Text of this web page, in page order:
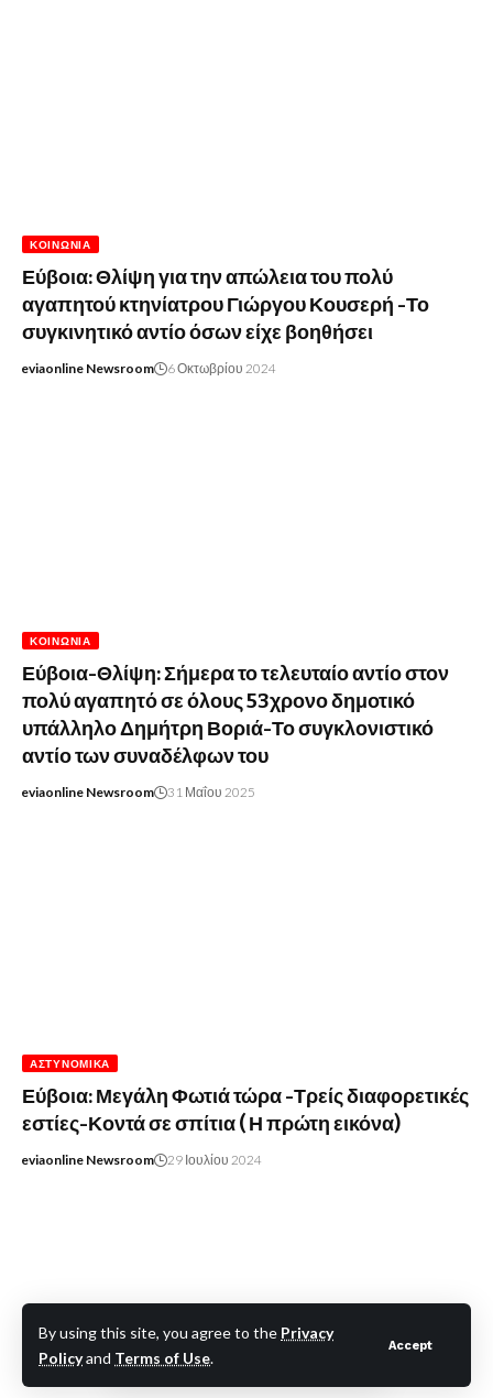
By using this site, you agree to the Privacy
Policyand Terms of Use.
Accept
ΚΟΙΝΩΝΊΑ
Εύβοια: Θλίψη για την απώλεια του πολύ
αγαπητού κτηνίατρου Γιώργου Κουσερή -Το
συγκινητικό αντίο όσων είχε βοηθήσει
eviaonline Newsroom 6 Οκτωβρίου 2024
ΚΟΙΝΩΝΊΑ
Εύβοια-Θλίψη: Σήμερα το τελευταίο αντίο στον
πολύ αγαπητό σε όλους 53χρονο δημοτικό
υπάλληλο Δημήτρη Βοριά-Το συγκλονιστικό
αντίο των συναδέλφων του
eviaonline Newsroom 31 Μαΐου 2025
ΑΣΤΥΝΟΜΙΚΆ
Εύβοια: Μεγάλη Φωτιά τώρα -Τρείς διαφορετικές
εστίες-Κοντά σε σπίτια ( Η πρώτη εικόνα)
eviaonline Newsroom 29 Ιουλίου 2024